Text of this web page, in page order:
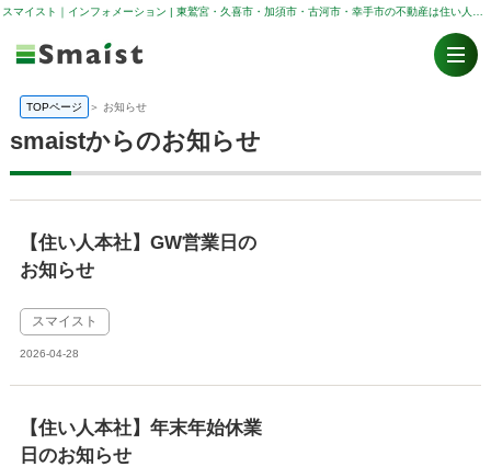
TOPページ ＞ お知らせ
smaistからのお知らせ
【住い人本社】GW営業日の
お知らせ
スマイスト
2026-04-28
【住い人本社】年末年始休業
日のお知らせ